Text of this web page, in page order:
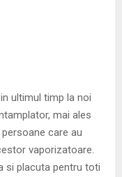
ultimul timp la noi
mai ales
care au
vaporizatoare.
si placuta pentru toti